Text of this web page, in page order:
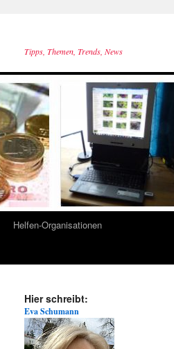
Tipps, Themen, Trends, News
Helfen-Organisationen
Hier schreibt:
Eva Schumann